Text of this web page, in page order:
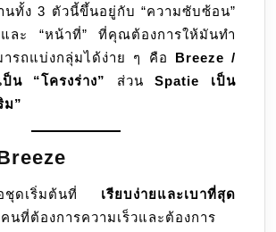
ต่าง
กัน
อย่างไร
และ “หน้าที่” ที่คุณต้องการให้มันทำ
รถแบ่งกลุ่มได้ง่าย ๆ คือ Breeze /
น “โครงร่าง” ส่วนSpatie เป็น
ม”
ชุดเริ่มต้นที่ เรียบง่ายและเบาที่สุด
นที่ต้องการความเร็วและต้องการ